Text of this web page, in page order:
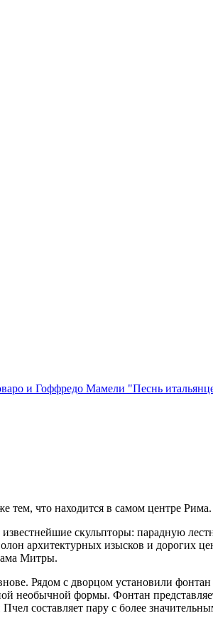
и Гоффредо Мамели "Песнь
тем, что находится в самом центре Рима.
известнейшие скульпторы: парадную
архитектурных изысков и дорогих
Митры.
Рядом с дворцом установили
необычной формы. Фонтан
составляет пару с более